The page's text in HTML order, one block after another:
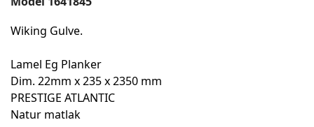
Wiking Gulve.
Lamel Eg Planker
Dim. 22mm x 235 x 2350 mm
PRESTIGE ATLANTIC
Natur matlak